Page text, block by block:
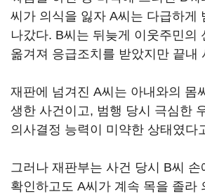
씨가 의식을 잃자 A씨는 다급하게
나갔다. B씨는 뒤늦게 이웃주민의
옮겨져 응급조치를 받았지만 끝내
재판에 넘겨진 A씨는 아내와의 몸
생한 사건이고, 범행 당시 극심한
의사결정 능력이 미약한 상태였다
그러나 재판부는 사건 당시 B씨 손
확인하고도 A씨가 계속 목을 졸라